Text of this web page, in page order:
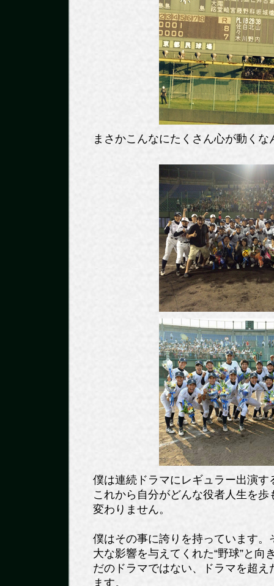
まさかこんなにたくさん心が動くな
僕は連続ドラマにレギュラー出演す
これから自分がどんな役者人生を
変わりません。
僕はその事に誇りを持っています
大な影響を与えてくれた“野球”と向
だのドラマではない、ドラマを超
ます。